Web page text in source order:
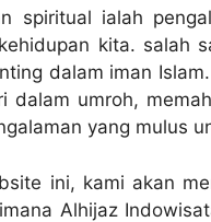
spiritual ialah
kita. salah
dalam iman
dalam umroh,
yang mulus
ini, kami akan
Alhijaz